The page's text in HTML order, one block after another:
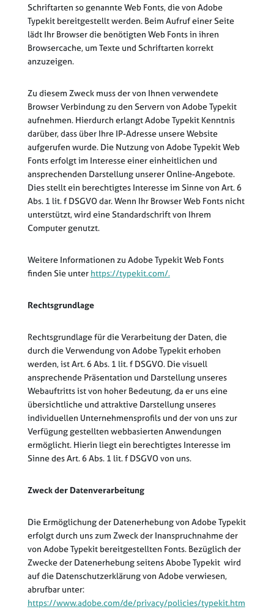
Schriftarten so genannte Web Fonts, die von Adobe
Typekit bereitgestellt werden. Beim Aufruf einer Seite
lädt Ihr Browser die benötigten Web Fonts in ihren
Browsercache, um Texte und Schriftarten korrekt
anzuzeigen.
Zu diesem Zweck muss der von Ihnen verwendete
Browser Verbindung zu den Servern von Adobe Typekit
aufnehmen. Hierdurch erlangt Adobe Typekit Kenntnis
darüber, dass über Ihre IP-Adresse unsere Website
aufgerufen wurde. Die Nutzung von Adobe Typekit Web
Fonts erfolgt im Interesse einer einheitlichen und
ansprechenden Darstellung unserer Online-Angebote.
Dies stellt ein berechtigtes Interesse im Sinne von Art. 6
Abs. 1 lit. f DSGVO dar. Wenn Ihr Browser Web Fonts nicht
unterstützt, wird eine Standardschrift von Ihrem
Computer genutzt.
Weitere Informationen zu Adobe Typekit Web Fonts
finden Sie unter https://typekit.com/.
Rechtsgrundlage
Rechtsgrundlage für die Verarbeitung der Daten, die
durch die Verwendung von Adobe Typekit erhoben
werden, ist Art. 6 Abs. 1 lit. f DSGVO. Die visuell
ansprechende Präsentation und Darstellung unseres
Webauftritts ist von hoher Bedeutung, da er uns eine
übersichtliche und attraktive Darstellung unseres
individuellen Unternehmensprofils und der von uns zur
Verfügung gestellten webbasierten Anwendungen
ermöglicht. Hierin liegt ein berechtigtes Interesse im
Sinne des Art. 6 Abs. 1 lit. f DSGVO von uns.
Zweck der Datenverarbeitung
Die Ermöglichung der Datenerhebung von Adobe Typekit
erfolgt durch uns zum Zweck der Inanspruchnahme der
von Adobe Typekit bereitgestellten Fonts. Bezüglich der
Zwecke der Datenerhebung seitens Abobe Typekit wird
auf die Datenschutzerklärung von Adobe verwiesen,
abrufbar unter:
https://www.adobe.com/de/privacy/policies/typekit.htm